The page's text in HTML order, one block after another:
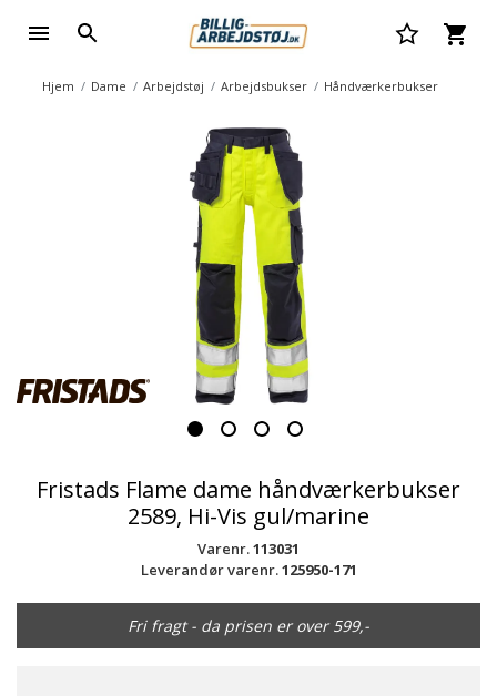
Hjem Dame Arbejdstøj Arbejdsbukser Håndværkerbukser
Fristads Flame dame håndværkerbukser
2589, Hi-Vis gul/marine
Varenr.113031
Leverandør varenr.125950-171
Fri fragt - da prisen er over 599,-